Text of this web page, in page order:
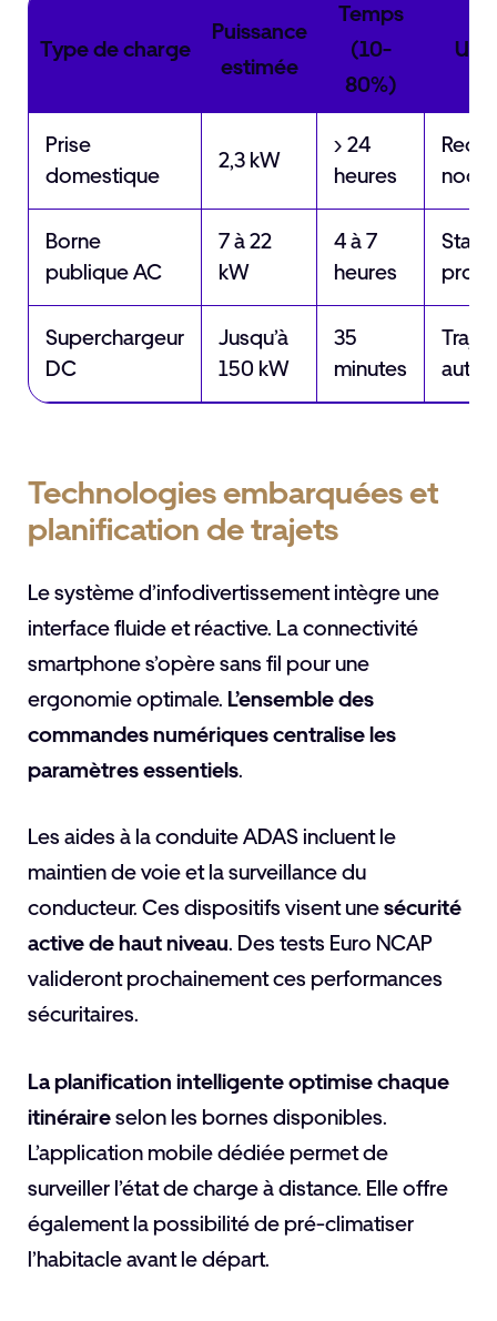
Type de charge
Puissance
estimée
Temps
(10-
80%)
Prise
domestique
2,3 kW
> 24
heures
Borne
publique AC
7 à 22
kW
4 à 7
heures
Superchargeur
DC
Jusqu’à
150 kW
35
minutes
Technologies embarquées et
planification de trajets
Le système d’infodivertissement intègre une
interface fluide et réactive. La connectivité
smartphone s’opère sans fil pour une
ergonomie optimale. L’ensemble des
commandes numériques centralise les
paramètres essentiels.
Les aides à la conduite ADAS incluent le
maintien de voie et la surveillance du
conducteur. Ces dispositifs visent unesécurité
active de haut niveau. Des tests Euro NCAP
valideront prochainement ces performances
sécuritaires.
La planification intelligente optimise chaque
itinéraireselon les bornes disponibles.
L’application mobile dédiée permet de
surveiller l’état de charge à distance. Elle offre
également la possibilité de pré-climatiser
l’habitacle avant le départ.